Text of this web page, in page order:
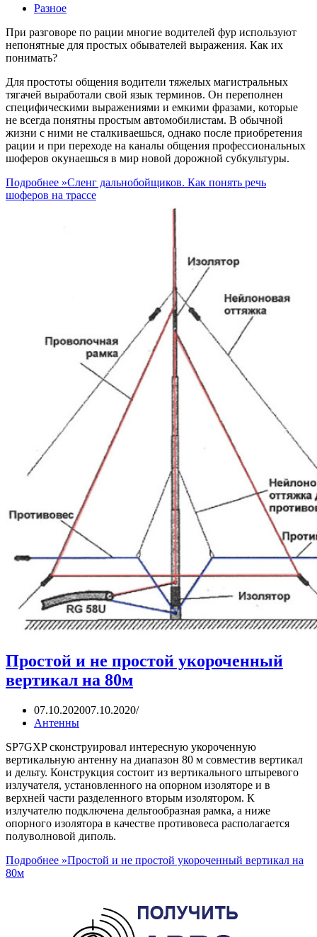
Разное
При разговоре по рации многие водителей фур используют
непонятные для простых обывателей выражения. Как их
понимать?
Для простоты общения водители тяжелых магистральных
тягачей выработали свой язык терминов. Он переполнен
специфическими выражениями и емкими фразами, которые
не всегда понятны простым автомобилистам. В обычной
жизни с ними не сталкиваешься, однако после приобретения
рации и при переходе на каналы общения профессиональных
шоферов окунаешься в мир новой дорожной субкультуры.
Подробнее »Сленг дальнобойщиков. Как понять речь
шоферов на трассе
Простой и не простой укороченный
вертикал на 80м
07.10.202007.10.2020
Антенны
SP7GXP сконструировал интересную укороченную
вертикальную антенну на диапазон 80 м совместив вертикал
и дельту. Конструкция состоит из вертикального штыревого
излучателя, установленного на опорном изоляторе и в
верхней части разделенного вторым изолятором. К
излучателю подключена дельтообразная рамка, а ниже
опорного изолятора в качестве противовеса располагается
полуволновой диполь.
Подробнее »Простой и не простой укороченный вертикал на
80м